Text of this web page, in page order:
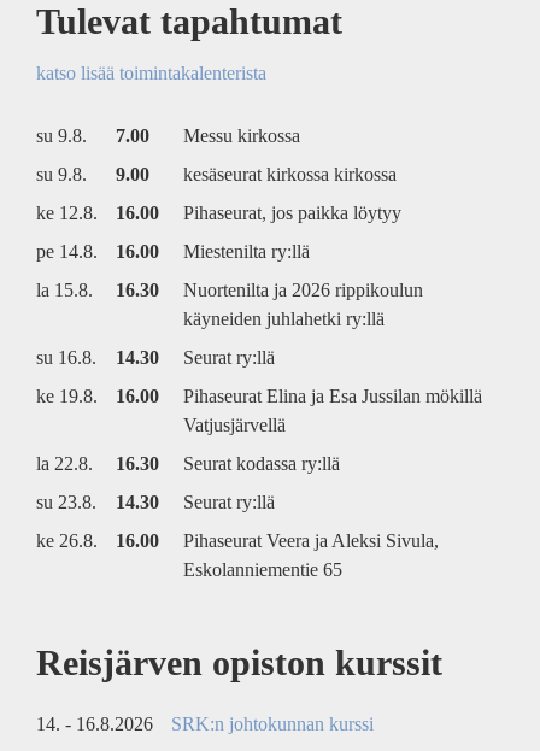
Tulevat tapahtumat
katso lisää toimintakalenterista
su 9.8. 7.00
Messu kirkossa
su 9.8.
9.00
kesäseurat kirkossa kirkossa
ke 12.8.
16.00
Pihaseurat, jos paikka löytyy
pe 14.8.
16.00
Miestenilta ry:llä
la 15.8.
16.30
Nuortenilta ja 2026 rippikoulun
käyneiden juhlahetki ry:llä
su 16.8.
14.30
Seurat ry:llä
ke 19.8.
16.00
Pihaseurat Elina ja Esa Jussilan mökillä
Vatjusjärvellä
la 22.8.
16.30
Seurat kodassa ry:llä
su 23.8.
14.30
Seurat ry:llä
ke 26.8.
16.00
Pihaseurat Veera ja Aleksi Sivula,
Eskolanniementie 65
Reisjärven opiston kurssit
14. - 16.8.2026
SRK:n johtokunnan kurssi